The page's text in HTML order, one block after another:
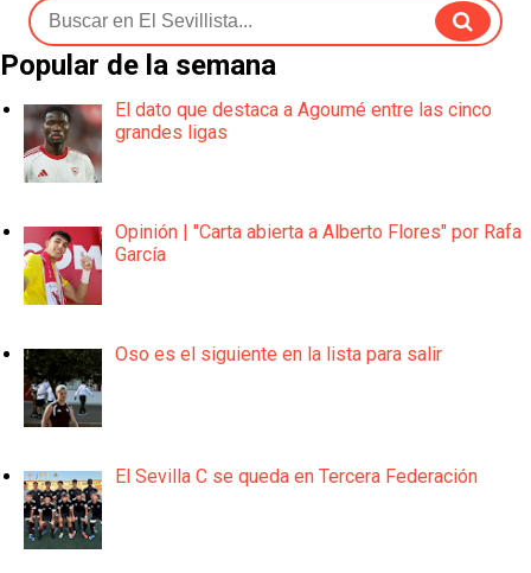
Popular de la semana
El dato que destaca a Agoumé entre las cinco
grandes ligas
Opinión | "Carta abierta a Alberto Flores" por Rafa
García
Oso es el siguiente en la lista para salir
El Sevilla C se queda en Tercera Federación